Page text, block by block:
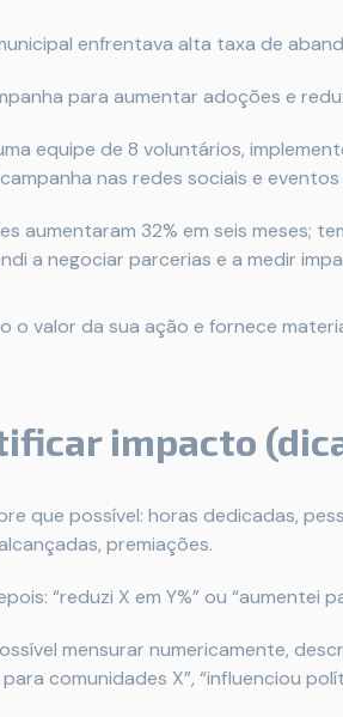
enfrentava alta taxa de
para aumentar adoções e
equipe de 8 voluntários,
nas redes sociais e
aumentaram 32% em seis meses;
a negociar parcerias e a medir
o valor da sua ação e fornece
impacto
que possível: horas dedicadas,
premiações.
“reduzi X em Y%” ou “aumentei
mensurar numericamente,
comunidades X”, “influenciou